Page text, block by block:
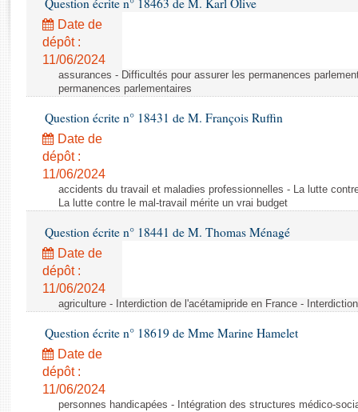
Rapports d'enquête
Rapports législatifs
Rapports sur l'application des lois
Baromètre de l’application des lois
Budget et sécurité sociale
Questions écrites et orales
Comptes rendus des débats
Question écrite n° 18463 de M. Karl Olive
Date de
dépôt :
11/06/2024
assurances - Difficultés pour assurer les permanences
permanences parlementaires
Question écrite n° 18431 de M. François Ruffin
Date de
dépôt :
11/06/2024
accidents du travail et maladies professionnelles - La lutte
La lutte contre le mal-travail mérite un vrai budget
Question écrite n° 18441 de M. Thomas Ménagé
Date de
dépôt :
11/06/2024
agriculture - Interdiction de l'acétamipride en France -
Question écrite n° 18619 de Mme Marine Hamelet
Date de
dépôt :
11/06/2024
personnes handicapées - Intégration des structures médico-